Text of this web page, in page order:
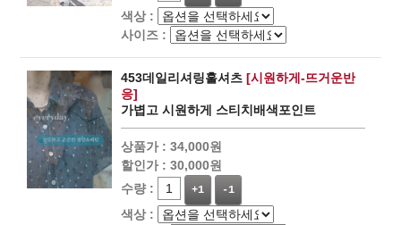
색상 :
사이즈 :
453데일리셔링훌셔츠 [시원하게-뜨거운반
응]
가볍고 시원하게 스티치배색포인트
상품가 : 34,000원
할인가 : 30,000원
수량 :
+1 -1
색상 :